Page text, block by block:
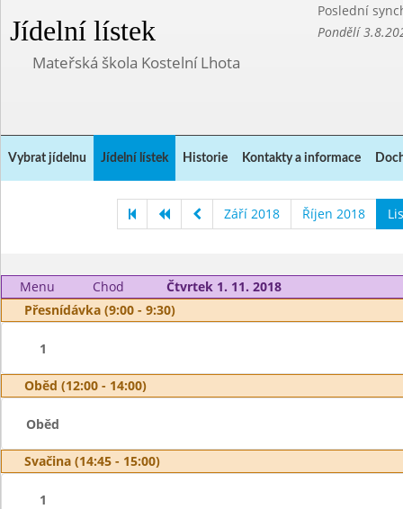
Jídelní lístek
Poslední
Pondělí
Mateřská škola Kostelní Lhota
Vybrat jídelnu Jídelní lístek Historie Kontakty a informace
Září 2018 Říjen 2018
Menu Chod
Čtvrtek 1. 11. 2018
Přesnídávka (9:00 - 9:30)
1
Oběd (12:00 - 14:00)
Oběd
Svačina (14:45 - 15:00)
1